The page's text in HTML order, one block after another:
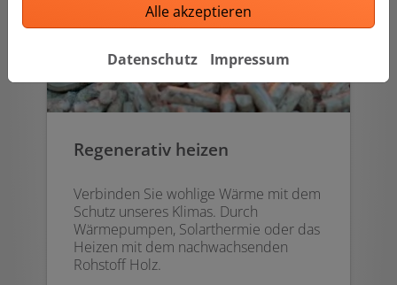
Regenerativ heizen
Verbinden Sie wohlige Wärme mit dem
Schutz unseres Klimas. Durch
Wärmepumpen, Solarthermie oder das
Heizen mit dem nachwachsenden
Rohstoff Holz.
Alle akzeptieren
Datenschutz Impressum